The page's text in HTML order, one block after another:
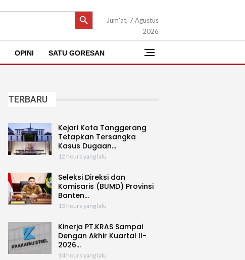
SEARCH BUTTON
Jum'at, 7 Agustus
2026
OPINI SATU GORESAN
TERBARU
Kejari Kota Tanggerang
Tetapkan Tersangka
Kasus Dugaan…
12 hours yang lalu
Seleksi Direksi dan
Komisaris (BUMD) Provinsi
Banten…
13 hours yang lalu
Kinerja PT.KRAS Sampai
Dengan Akhir Kuartal II-
2026…
14 hours yang lalu